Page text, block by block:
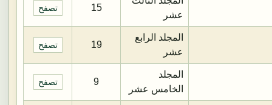
عشر
15 تصفح
المجلد الرابع
عشر
19 تصفح
المجلد
الخامس عشر
9 تصفح